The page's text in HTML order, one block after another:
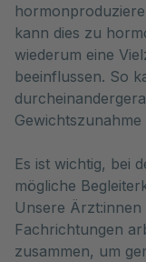
kann dies zu
wiederum eine
beeinflussen. So
Es ist wichtig, bei
mögliche
Unsere
Fachrichtungen
zusammen, um